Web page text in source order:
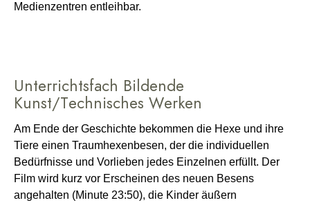
Medienzentren entleihbar.
Unterrichtsfach Bildende
Kunst/Technisches Werken
Am Ende der Geschichte bekommen die Hexe und ihre
Tiere einen Traumhexenbesen, der die individuellen
Bedürfnisse und Vorlieben jedes Einzelnen erfüllt. Der
Film wird kurz vor Erscheinen des neuen Besens
angehalten (Minute 23:50), die Kinder äußern